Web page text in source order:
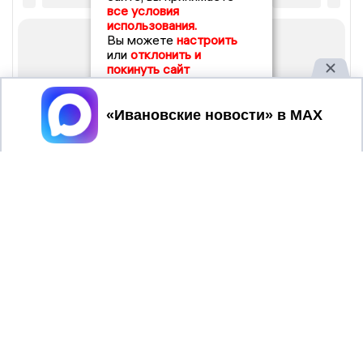
все условия
использования.
Вы можете настроить
или отклонить и
покинуть сайт
Принять